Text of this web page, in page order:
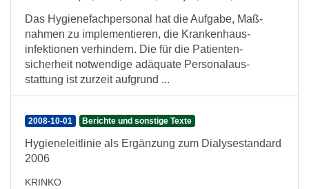
Das Hygiene­fach­per­so­nal hat die Auf­gabe, Maß­
nahmen zu im­ple­men­tieren, die Kranken­haus­
infektionen ver­hindern. Die für die Patienten­
sicherheit not­wendige adäquate Personal­aus­
stattung ist zur­zeit auf­grund ...
2008-10-01 Berichte und sonstige Texte
Hygieneleitlinie als Ergänzung zum Dialysestandard
2006
KRINKO